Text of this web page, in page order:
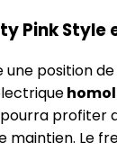
Pink
position
profiter
maintien. Le